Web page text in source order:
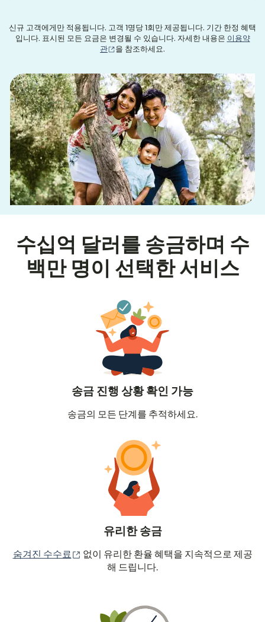
신규 고객에게만 적용됩니다. 고객 1명당 1회만 제공됩니다. 기간 한정 혜택
입니다. 표시된 모든 요금은 변경될 수 있습니다. 자세한 내용은 이용약
관
(새 창에서 열림)
을 참조하세요.
수십억 달러를 송금하며 수
백만 명이 선택한 서비스
송금 진행 상황 확인 가능
송금의 모든 단계를 추적하세요.
유리한 송금
숨겨진 수수료 (새 창에서 열림)
없이 유리한 환율 혜택을 지속적으로 제공
해 드립니다.